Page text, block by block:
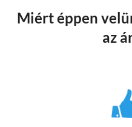
Miért éppen
az